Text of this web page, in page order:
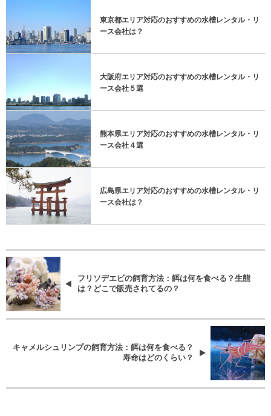
東京都エリア対応のおすすめの水槽レンタル・リ
ース会社は？
大阪府エリア対応のおすすめの水槽レンタル・リ
ース会社５選
熊本県エリア対応のおすすめの水槽レンタル・リ
ース会社４選
広島県エリア対応のおすすめの水槽レンタル・リ
ース会社は？
フリソデエビの飼育方法：餌は何を食べる？生態
は？どこで販売されてるの？
キャメルシュリンプの飼育方法：餌は何を食べる？
寿命はどのくらい？